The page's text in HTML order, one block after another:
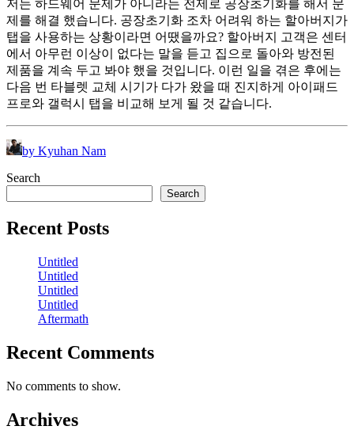
저는 하드웨어 문제가 아니라는 전제로 공장초기화를 해서 문
제를 해결 했습니다. 공장초기화 조차 어려워 하는 할아버지가
탭을 사용하는 상황이라면 어땠을까요? 할아버지 고객은 센터
에서 아무런 이상이 없다는 말을 듣고 집으로 돌아와 방전된
제품을 계속 두고 봐야 했을 것입니다. 이런 일을 겪은 후에는
다음 번 타블렛 교체 시기가 다가 왔을 때 진지하게 아이패드
프로와 갤럭시 탭을 비교해 보게 될 것 같습니다.
by Kyuhan Nam
Search
Search
Recent Posts
Untitled
Untitled
Untitled
Untitled
Aftermath
Recent Comments
No comments to show.
Archives